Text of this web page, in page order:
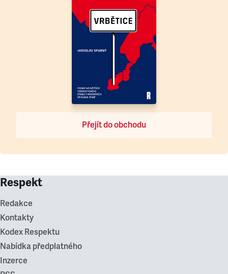
Přejít do obchodu
Respekt
Redakce
Kontakty
Kodex Respektu
Nabídka předplatného
Inzerce